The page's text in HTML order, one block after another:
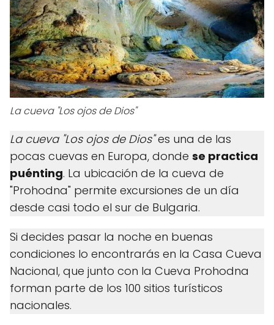
La cueva "Los ojos de Dios"
La cueva "Los ojos de Dios"es una de las
pocas cuevas en Europa, donde se practica
puénting. La ubicación de la cueva de
"Prohodna" permite excursiones de un día
desde casi todo el sur de Bulgaria.
Si decides pasar la noche en buenas
condiciones lo encontrarás en la Casa Cueva
Nacional, que junto con la Cueva Prohodna
forman parte de los 100 sitios turísticos
nacionales.